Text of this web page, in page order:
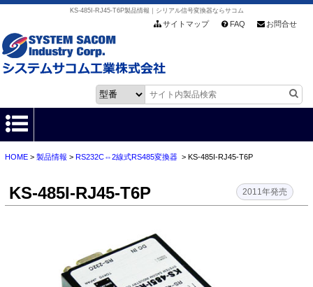
KS-485I-RJ45-T6P製品情報｜シリアル信号変換器ならサコム
サイトマップ FAQ お問合せ
HOME
製品情報
お客様サポート
HOME> 製品情報 > RS232C⇔2線式RS485変換器> KS-485I-RJ45-T6P
KS-485I-RJ45-T6P 2011年発売